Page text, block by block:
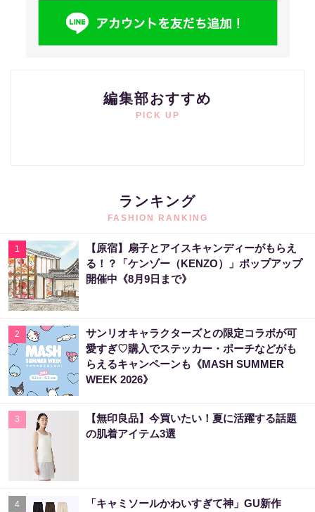
編集部おすすめ
PICK UP
ランキング
FASHION RANKING
1
【原宿】扇子とアイスキャンディーがもらえ
る！？「ケンゾー（KENZO）」ポップアップ
開催中《8月9日まで》
2
サンリオキャラクターズとの限定コラボが可
愛すぎ♡購入でステッカー・ポーチなどがも
らえるキャンペーンも《MASH SUMMER
WEEK 2026》
3
【無印良品】今買いたい！夏に活躍する話題
の肌着アイテム3選
4
「キャミソールかわいすぎて神」GU新作